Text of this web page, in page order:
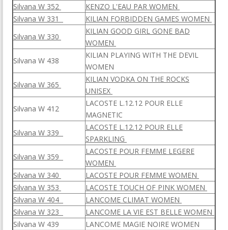
Silvana W 352
KENZO L'EAU PAR WOMEN
Silvana W 331
KILIAN FORBIDDEN GAMES WOMEN
Silvana W 330
KILIAN GOOD GIRL GONE BAD
WOMEN
Silvana W 438
KILIAN PLAYING WITH THE DEVIL
WOMEN
Silvana W 365
KILIAN VODKA ON THE ROCKS
UNISEX
Silvana W 412
LACOSTE L.12.12 POUR ELLE
MAGNETIC
Silvana W 339
LACOSTE L.12.12 POUR ELLE
SPARKLING
Silvana W 359
LACOSTE POUR FEMME LEGERE
WOMEN
Silvana W 340
LACOSTE POUR FEMME WOMEN
Silvana W 353
LACOSTE TOUCH OF PINK WOMEN
Silvana W 404
LANCOME CLIMAT WOMEN
Silvana W 323
LANCOME LA VIE EST BELLE WOMEN
Silvana W 439
LANCOME MAGIE NOIRE WOMEN